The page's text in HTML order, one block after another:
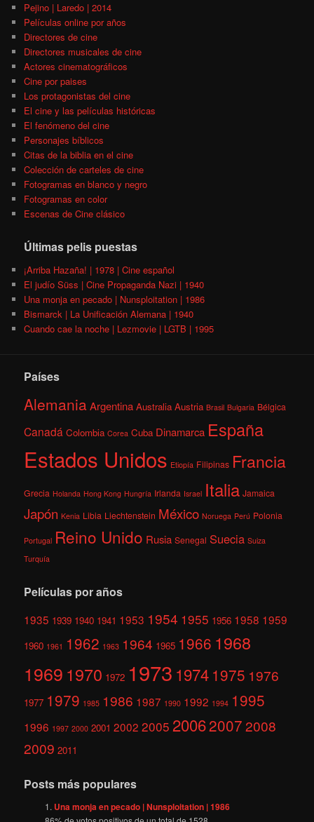
Pejino | Laredo | 2014
Películas online por años
Directores de cine
Directores musicales de cine
Actores cinematográficos
Cine por paises
Los protagonistas del cine
El cine y las películas históricas
El fenómeno del cine
Personajes bíblicos
Citas de la biblia en el cine
Colección de carteles de cine
Fotogramas en blanco y negro
Fotogramas en color
Escenas de Cine clásico
Últimas pelis puestas
¡Arriba Hazaña! | 1978 | Cine español
El judío Süss | Cine Propaganda Nazi | 1940
Una monja en pecado | Nunsploitation | 1986
Bismarck | La Unificación Alemana | 1940
Cuando cae la noche | Lezmovie | LGTB | 1995
Países
AlemaniaArgentina Australia Austria Brasil Bulgaria Bélgica
Canadá Colombia Corea Cuba Dinamarca España
Estados Unidos Etiopía Filipinas Francia
Grecia Holanda Hong Kong Hungría Irlanda Israel Italia Jamaica
Japón Kenia Libia Liechtenstein México Noruega Perú Polonia
Portugal Reino Unido Rusia Senegal Suecia Suiza
Turquía
Películas por años
1935 1939 1940 1941 1953 1954 1955 1956 1958 1959
1960 1961 1962 1963 1964 1965 1966 1968
1969 1970 1972 1973 1974 1975 1976
1977 1979 1985 1986 1987 1990 1992 1994 1995
1996 1997 2000 2001 2002 2005 200620072008
2009 2011
Posts más populares
Una monja en pecado | Nunsploitation | 1986